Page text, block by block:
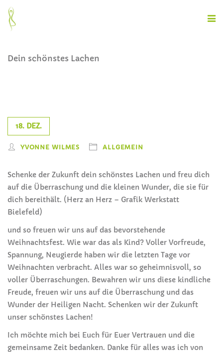
Dein schönstes Lachen
18. DEZ.
YVONNE WILMES ALLGEMEIN
Schenke der Zukunft dein schönstes Lachen und freu dich
auf die Überraschung und die kleinen Wunder, die sie für
dich bereithält. (Herz an Herz – Grafik Werkstatt
Bielefeld)
und so freuen wir uns auf das bevorstehende
Weihnachtsfest. Wie war das als Kind? Voller Vorfreude,
Spannung, Neugierde haben wir die letzten Tage vor
Weihnachten verbracht. Alles war so geheimnisvoll, so
voller Überraschungen. Bewahren wir uns diese kindliche
Freude, freuen wir uns auf die Überraschung und das
Wunder der Heiligen Nacht. Schenken wir der Zukunft
unser schönstes Lachen!
Ich möchte mich bei Euch für Euer Vertrauen und die
gemeinsame Zeit bedanken. Danke für alles was ich von